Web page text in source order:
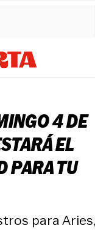
4 DE
EL
PARA TU
para Aries,